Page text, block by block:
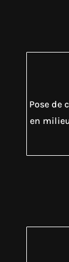
Pose de
en